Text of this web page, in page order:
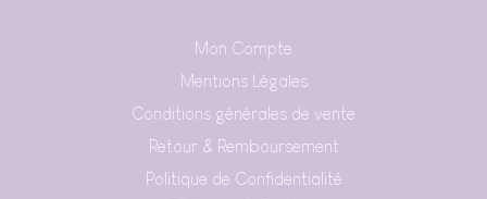
Mon Compte
Mentions Légales
Conditions générales de vente
Retour & Remboursement
Politique de Confidentialité